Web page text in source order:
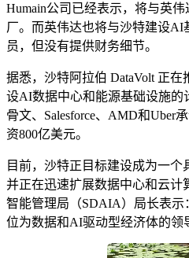
Humain公司已经表示，将与英
厂。而英伟达也将与沙特建设AI
员，但没有提供财务细节。
据悉，沙特阿拉伯 DataVolt 正
设AI数据中心和能源基础设施的
骨文、Salesforce、AMD和Uber
资800亿美元。
目前，沙特正目标建设成为一个
并正在迅速扩展数据中心和云计
智能管理局（SDAIA）局长表示
位为数据和AI驱动型经济体的领